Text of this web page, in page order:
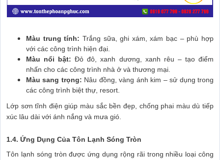
Màu trung tính: Trắng sữa, ghi xám, xám bạc – phù hợp
với các công trình hiện đại.
Màu nổi bật: Đỏ đô, xanh dương, xanh rêu – tạo điểm
nhấn cho các công trình nhà ở và thương mại.
Màu sang trọng: Nâu đồng, vàng ánh kim – sử dụng trong
các công trình biệt thự, resort.
Lớp sơn tĩnh điện giúp màu sắc bền đẹp, chống phai màu dù tiếp
xúc lâu dài với ánh nắng và mưa gió.
1.4. Ứng Dụng Của Tôn Lạnh Sóng Tròn
Tôn lạnh sóng tròn được ứng dụng rộng rãi trong nhiều loại công